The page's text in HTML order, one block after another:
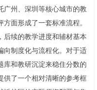
广州、深圳等核心城市的教
面形成了一套标准流程。
后续的教学进度和辅材基本
向制度化与流程化。对于适
库和教研沉淀来稳住分数的
供了一个相对清晰的参考框